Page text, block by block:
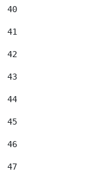
40
41
42
43
44
45
46
47